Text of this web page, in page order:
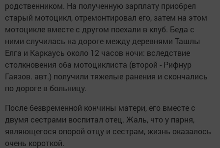
родственником. На полученную зарплату приобрел
старый мотоцикл, отремонтировал его, затем на этом
мотоцикле вместе с другом поехали в клуб. Беда с
ними случилась на дороге между деревнями Ташлы
Елга и Каркаусь около 12 часов ночи: вследствие
столкновения оба мотоциклиста (второй - Рифнур
Гаязов. авт.) получили тяжелые ранения и скончались
по дороге в больницу.
После безвременной кончины матери, его вместе с
двумя сестрами воспитал отец. Жаль, что у парня,
являющегося опорой отцу и сестрам, жизнь оказалось
очень короткой.